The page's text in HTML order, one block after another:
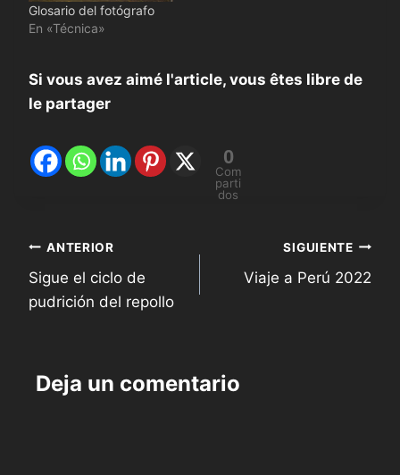
Glosario del fotógrafo
En «Técnica»
Si vous avez aimé l'article, vous êtes libre de
le partager
0
Com
parti
dos
Navegación
de
ANTERIOR
Sigue el ciclo de
pudrición del repollo
SIGUIENTE
Viaje a Perú 2022
Deja un comentario